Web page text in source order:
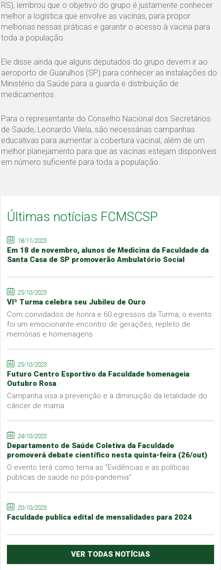
RS), lembrou que o objetivo do grupo é justamente conhecer
melhor a logística que envolve as vacinas, para propor
melhorias nessas práticas e garantir o acesso à vacina para
toda a população.
Ele disse ainda que alguns deputados do grupo devem ir ao
aeroporto de Guarulhos (SP) para conhecer as instalações do
Ministério da Saúde para a guarda e distribuição de
medicamentos.
Para o representante do Conselho Nacional dos Secretários
de Saúde, Leonardo Vilela, são necessárias campanhas
educativas para aumentar a cobertura vacinal, além de um
melhor planejamento para que as vacinas estejam disponíveis
em número suficiente para toda a população.
Últimas notícias FCMSCSP
18/11/2023
Em 18 de novembro, alunos de Medicina da Faculdade da
Santa Casa de SP promoverão Ambulatório Social
25/10/2023
VIª Turma celebra seu Jubileu de Ouro
Com convidados de honra e 60 egressos da Turma, o evento
foi um emocionante encontro de gerações, repleto de
memórias e homenagens
25/10/2023
Futuro Centro Esportivo da Faculdade homenageia
Outubro Rosa
Campanha visa a prevenção e a diminuição da letalidade do
câncer de mama
24/10/2023
Departamento de Saúde Coletiva da Faculdade
promoverá debate científico nesta quinta-feira (26/out)
O evento terá como tema as "Evidências e as políticas
públicas de saúde no pós-pandemia"
20/10/2023
Faculdade publica edital de mensalidades para 2024
VER TODAS NOTÍCIAS